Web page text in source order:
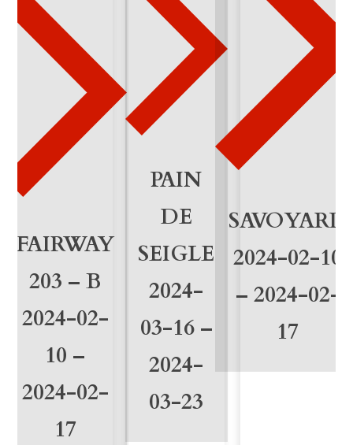
3
n
g
FAIRWAY
203 – B
2024-02-
10 –
2024-02-
17
PAIN
DE
SEIGLE
2024-
03-16 –
2024-
03-23
SAVOYARD
2024-02-10
– 2024-02-
17